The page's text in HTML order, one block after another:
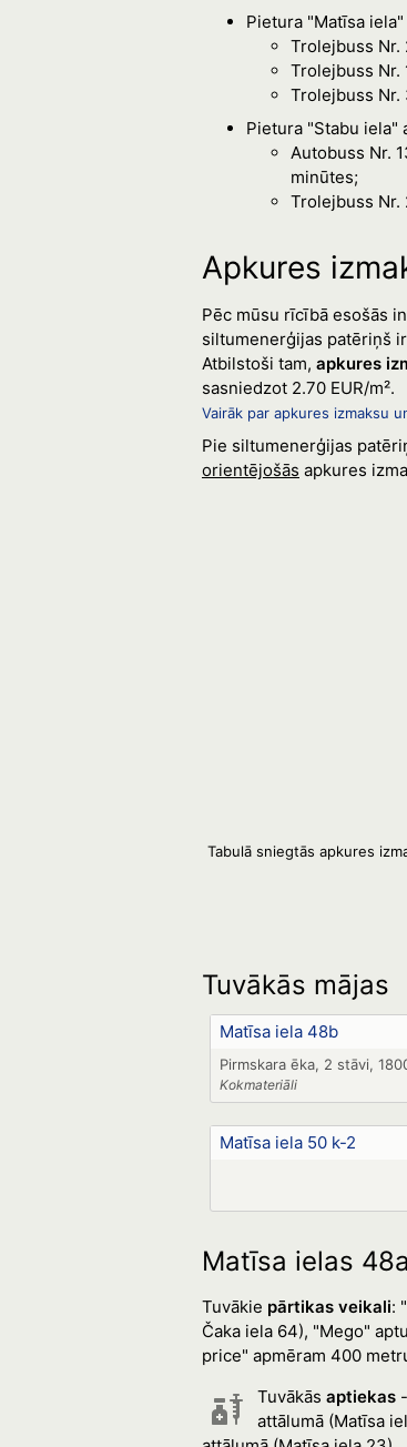
Pietura "Matīsa
Trolejbuss Nr.
Trolejbuss Nr.
Trolejbuss
Pietura "Stabu iela"
Autobuss Nr.
minūtes;
Trolejbuss Nr.
Apkures
Pēc mūsu rīcībā esošās
siltumenerģijas patēriņš
Atbilstoši tam, apkures
sasniedzot 2.70 EUR/m².
Vairāk par apkures izmaksu
Pie siltumenerģijas
orientējošās apkures
Tabulā sniegtās apkures
Tuvākās mājas
Matīsa iela 48b
Pirmskara ēka, 2 stāvi,
Kokmateriāli
Matīsa iela 50 k-2
Matīsa ielas
Tuvākie pārtikas veikali:
Čaka iela 64), "Mego"
price" apmēram 400
Tuvākās aptiekas
attālumā (Matīsa